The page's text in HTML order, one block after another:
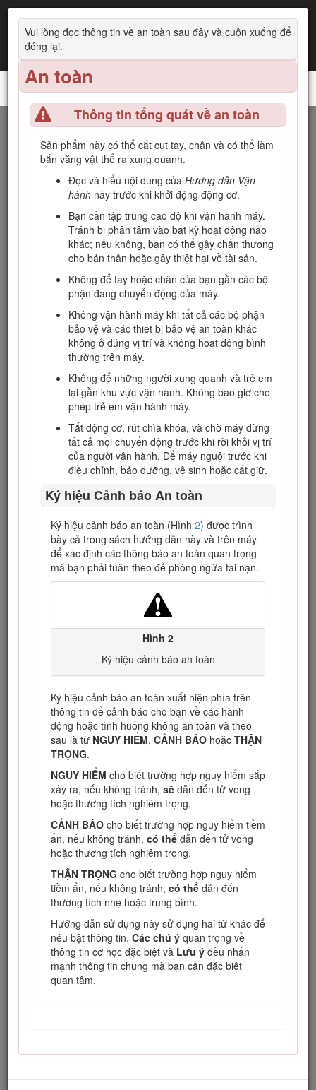
Vui lòng đọc thông tin về an toàn sau đây và cuộn xuống để
đóng lại.
An toàn
Thông tin tổng quát về an toàn
Sản phẩm này có thể cắt cụt tay, chân và có thể làm
bắn văng vật thể ra xung quanh.
Đọc và hiểu nội dung của Hướng dẫn Vận
hành này trước khi khởi động động cơ.
Bạn cần tập trung cao độ khi vận hành máy.
Tránh bị phân tâm vào bất kỳ hoạt động nào
khác; nếu không, bạn có thể gây chấn thương
cho bản thân hoặc gây thiệt hại về tài sản.
Không để tay hoặc chân của bạn gần các bộ
phận đang chuyển động của máy.
Không vận hành máy khi tất cả các bộ phận
bảo vệ và các thiết bị bảo vệ an toàn khác
không ở đúng vị trí và không hoạt động bình
thường trên máy.
Không để những người xung quanh và trẻ em
lại gần khu vực vận hành. Không bao giờ cho
phép trẻ em vận hành máy.
Tắt động cơ, rút chìa khóa, và chờ máy dừng
tất cả mọi chuyển động trước khi rời khỏi vị trí
của người vận hành. Để máy nguội trước khi
điều chỉnh, bảo dưỡng, vệ sinh hoặc cất giữ.
Ký hiệu Cảnh báo An toàn
Ký hiệu cảnh báo an toàn (Hình 2) được trình
bày cả trong sách hướng dẫn này và trên máy
để xác định các thông báo an toàn quan trọng
mà bạn phải tuân theo để phòng ngừa tai nạn.
Hình 2
Ký hiệu cảnh báo an toàn
Ký hiệu cảnh báo an toàn xuất hiện phía trên
thông tin để cảnh báo cho bạn về các hành
động hoặc tình huống không an toàn và theo
sau là từ NGUY HIỂM, CẢNH BÁO hoặc THẬN
TRỌNG.
NGUY HIỂM cho biết trường hợp nguy hiểm sắp
xảy ra, nếu không tránh, sẽ dẫn đến tử vong
hoặc thương tích nghiêm trọng.
CẢNH BÁO cho biết trường hợp nguy hiểm tiềm
ẩn, nếu không tránh, có thể dẫn đến tử vong
hoặc thương tích nghiêm trọng.
THẬN TRỌNG cho biết trường hợp nguy hiểm
tiềm ẩn, nếu không tránh, có thể dẫn đến
thương tích nhẹ hoặc trung bình.
Hướng dẫn sử dụng này sử dụng hai từ khác để
nêu bật thông tin. Các chú ý quan trọng về
thông tin cơ học đặc biệt và Lưu ý đều nhấn
mạnh thông tin chung mà bạn cần đặc biệt
quan tâm.
Bộ Kéo Reelmaster® 3100-D
Giới thiệu
Đây là máy cắt cỏ ngồi lái, có lưỡi cắt theo guồng xoắn, được
thiết kế để nhân viên vận hành chuyên nghiệp của công ty
sử dụng trong các ứng dụng thương mại. Máy chủ yếu được
thiết kế để cắt cỏ trên sân cỏ được bảo dưỡng tốt. Việc sử
dụng sản phẩm này cho các mục đích khác với mục đích sử
dụng ban đầu có thể gây nguy hiểm cho bạn và những
người xung quanh.
Hãy đọc kỹ thông tin này để hiểu cách vận hành và bảo trì
sản phẩm của bạn đúng cách cũng như để tránh gây chấn
thương và hư hỏng sản phẩm. Bạn là người chịu trách nhiệm
vận hành sản phẩm đúng cách và an toàn.
Hãy truy cập www.Toro.com để biết thêm thông tin, bao gồm
những lời khuyên về an toàn, tài liệu đào tạo, thông tin về
phụ kiện, trợ giúp tìm đại lý hoặc đăng ký sản phẩm của bạn.
Bất cứ khi nào bạn cần dịch vụ, phụ tùng Toro chính hãng
hoặc thông tin bổ sung, vui lòng chuẩn bị sẵn mẫu máy, số
sê-ri của sản phẩm và liên hệ với Đại lý Dịch vụ được Ủy
quyền hoặc Dịch vụ Khách hàng của Toro. Hình1 xác định vị
trí ghi thông tin về mẫu máy và số sê-ri trên sản phẩm. Hãy
viết các số vào khoảng trống cho sẵn.
Important: Bạn có thể quét mã QR trên tấm biển số sê-ri
(nếu được trang bị) để truy cập thông tin về bảo hành,
phụ tùng và các sản phẩm khác bằng thiết bị di động
của bạn.
Hình 1
Vị trí ghi thông tin về mẫu máy và số sê-ri
Sản phẩm này tuân thủ tất cả các chỉ thị liên quan của Châu
Âu. Để biết chi tiết, vui lòng xem tờ Tuyên bố Tuân thủ
(DOC) cụ thể của từng sản phẩm.
Việc sử dụng hoặc vận hành máy này trên bất kỳ vùng đất
có rừng cây, bụi rậm hoặc cỏ bao phủ nào là hành vi vi
phạm Mục 4442 hoặc 4443 của Bộ luật Tài nguyên Công
California, nếu máy không được trang bị bộ ngăn tia lửa,
theo định nghĩa ở Mục 4442, được duy trì trong trạng thái
hoạt động hiệu quả hoặc máy không được chế tạo, trang bị
và bảo trì giúp phòng ngừa hỏa hoạn.
Hướng dẫn sử dụng máy đính kèm cung cấp thông tin liên
quan đến Cơ quan Bảo vệ Môi trường (EPA) của Hoa Kỳ và
Quy định Kiểm soát Khí thải của California về các hệ thống
khí thải, bảo trì và bảo hành. Bạn có thể đặt hàng các phụ
tùng thay thế từ nhà sản xuất máy.
Cảnh báo